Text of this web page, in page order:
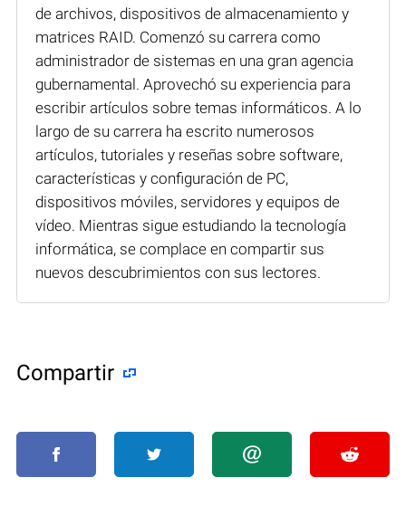
de archivos, dispositivos de almacenamiento y
matrices RAID. Comenzó su carrera como
administrador de sistemas en una gran agencia
gubernamental. Aprovechó su experiencia para
escribir artículos sobre temas informáticos. A lo
largo de su carrera ha escrito numerosos
artículos, tutoriales y reseñas sobre software,
características y configuración de PC,
dispositivos móviles, servidores y equipos de
vídeo. Mientras sigue estudiando la tecnología
informática, se complace en compartir sus
nuevos descubrimientos con sus lectores.
Compartir